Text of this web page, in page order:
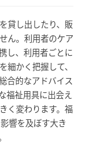
貸し出したり、販
ん。利用者のケア
し、利用者ごとに
かく把握して、
合的なアドバイス
福祉用具に出会え
く変わります。福
響を及ぼす大き